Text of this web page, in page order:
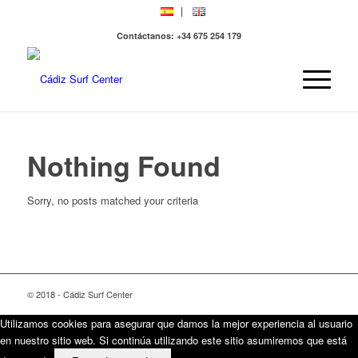
Contáctanos: +34 675 254 179
Nothing Found
Sorry, no posts matched your criteria
© 2018 - Cádiz Surf Center
Utilizamos cookies para asegurar que damos la mejor experiencia al usuario
en nuestro sitio web. Si continúa utilizando este sitio asumiremos que está